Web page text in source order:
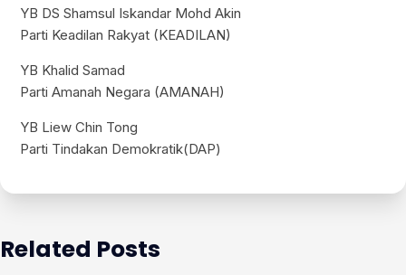
YB DS Shamsul Iskandar Mohd Akin
Parti Keadilan Rakyat (KEADILAN)
YB Khalid Samad
Parti Amanah Negara (AMANAH)
YB Liew Chin Tong
Parti Tindakan Demokratik(DAP)
Related Posts